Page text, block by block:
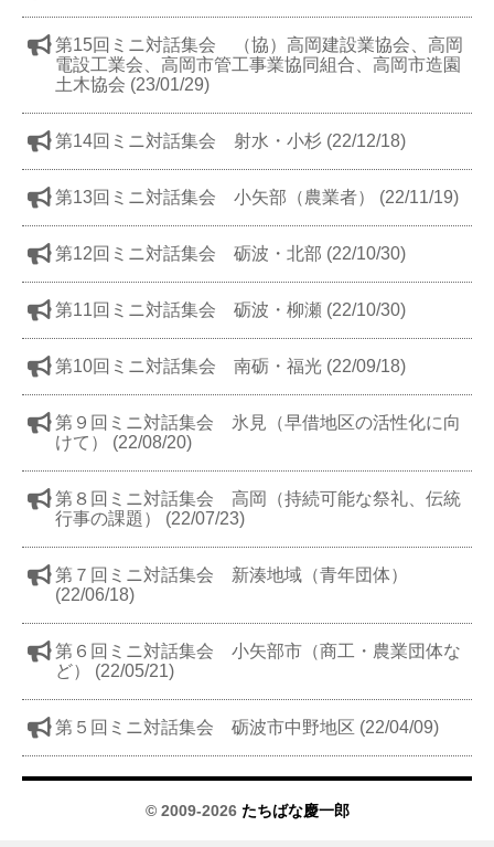
第15回ミニ対話集会 （協）高岡建設業協会、高岡
電設工業会、高岡市管工事業協同組合、高岡市造園
土木協会 (23/01/29)
第14回ミニ対話集会 射水・小杉 (22/12/18)
第13回ミニ対話集会 小矢部（農業者） (22/11/19)
第12回ミニ対話集会 砺波・北部 (22/10/30)
第11回ミニ対話集会 砺波・柳瀬 (22/10/30)
第10回ミニ対話集会 南砺・福光 (22/09/18)
第９回ミニ対話集会 氷見（早借地区の活性化に向
けて） (22/08/20)
第８回ミニ対話集会 高岡（持続可能な祭礼、伝統
行事の課題） (22/07/23)
第７回ミニ対話集会 新湊地域（青年団体）
(22/06/18)
第６回ミニ対話集会 小矢部市（商工・農業団体な
ど） (22/05/21)
第５回ミニ対話集会 砺波市中野地区 (22/04/09)
© 2009-2026 たちばな慶一郎